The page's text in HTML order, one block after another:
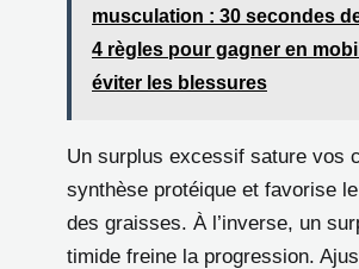
musculation : 30 secondes
4 règles pour gagner en
éviter les blessures
Un surplus excessif sature vos
synthèse protéique et favorise
des graisses. À l’inverse, un
timide freine la progression.